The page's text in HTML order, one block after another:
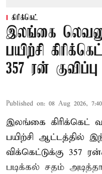
கிரிக்கெட்
இலங்கை
பயிற்சி
357 ரன் குவிப்பு
Published on: 08 Aug 2026,
இலங்கை கிரிக்கெட்
பயிற்சி ஆட்டத்தில்
விக்கெட்டுக்கு 357
படிக்கல் சதம்